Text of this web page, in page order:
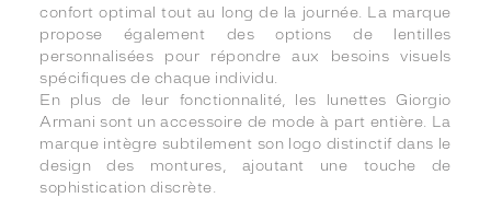
confort optimal tout au long de la journée. La marque
propose également des options de lentilles
personnalisées pour répondre aux besoins visuels
spécifiques de chaque individu.
En plus de leur fonctionnalité, les lunettes Giorgio
Armani sont un accessoire de mode à part entière. La
marque intègre subtilement son logo distinctif dans le
design des montures, ajoutant une touche de
sophistication discrète.